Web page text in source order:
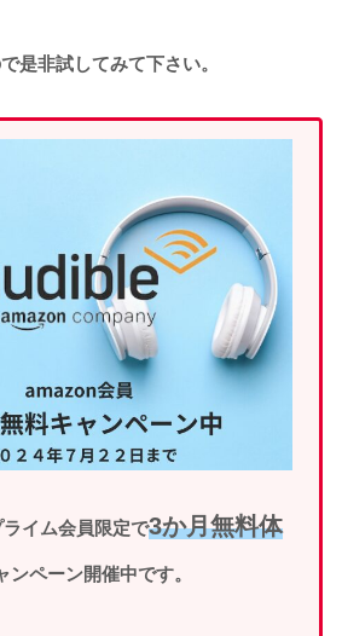
是非試してみて下さい。
イム会員限定で3か月無料体
ンペーン開催中です。